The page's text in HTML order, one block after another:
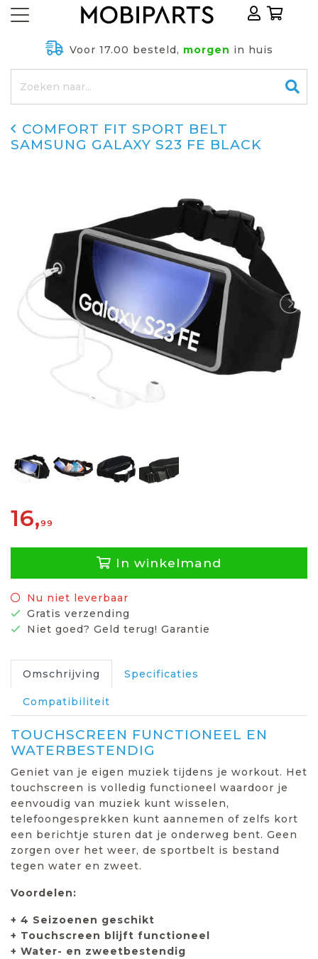
Voor 17.00 besteld, morgen in huis
COMFORT FIT SPORT BELT
SAMSUNG GALAXY S23 FE BLACK
16,99
In winkelmand
Nu niet leverbaar
Gratis verzending
Niet goed? Geld terug! Garantie
Omschrijving Specificaties
Compatibiliteit
TOUCHSCREEN FUNCTIONEEL EN
WATERBESTENDIG
Geniet van je eigen muziek tijdens je workout. Het
touchscreen is volledig functioneel waardoor je
eenvoudig van muziek kunt wisselen,
telefoongesprekken kunt aannemen of zelfs kort
een berichtje sturen dat je onderweg bent. Geen
zorgen over het weer, de sportbelt is bestand
tegen water en zweet.
Voordelen:
+ 4 Seizoenen geschikt
+ Touchscreen blijft functioneel
+ Water- en zweetbestendig